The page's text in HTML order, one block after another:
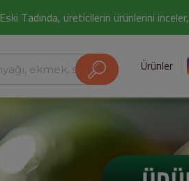
Eski Tadında, üreticilerin ürünlerini inceler,
Ürünler